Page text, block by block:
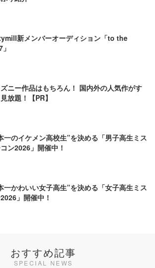
新メンバーオーディション「to the
ニー作品はもちろん！ 国内外の人気作がす
放題！【PR】
一のイケメン高校生”を決める「男子高生ミス
ン2026」開催中！
一かわいい女子高生”を決める「女子高生ミス
」開催中！
おすすめ記事
SPECIAL NEWS